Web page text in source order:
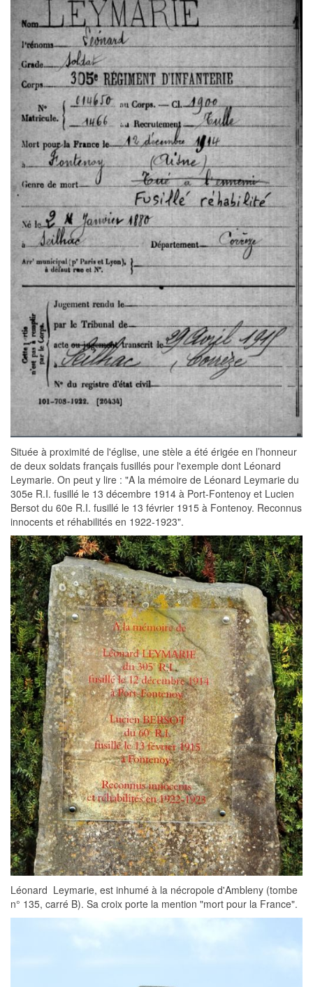
Située à proximité de l'église, une stèle a été érigée en l’honneur
de deux soldats français fusillés pour l'exemple dont Léonard
Leymarie. On peut y lire : "A la mémoire de Léonard Leymarie du
305e R.I. fusillé le 13 décembre 1914 à Port-Fontenoy et Lucien
Bersot du 60e R.I. fusillé le 13 février 1915 à Fontenoy. Reconnus
innocents et réhabilités en 1922-1923".
Léonard Leymarie, est inhumé à la nécropole d'Ambleny (tombe
n° 135, carré B). Sa croix porte la mention "mort pour la France".